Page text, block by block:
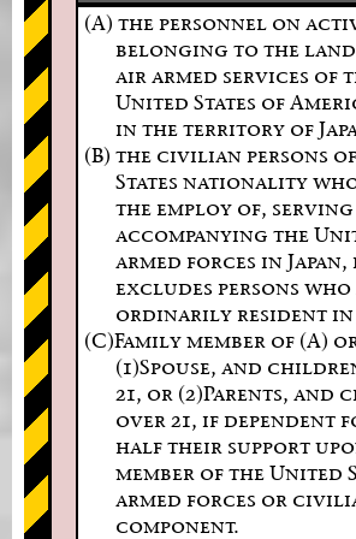
(A) the personnel on
belonging to the
air armed services of
United States of
in the territory of
(B) the civilian persons
States nationality
the employ of,
accompanying the
armed forces in Japan,
excludes persons who
ordinarily resident in
(C)Family member of (A)
(1)Spouse, and
21, or (2)Parents, and
over 21, if dependent
half their support
member of the United
armed forces or
component.